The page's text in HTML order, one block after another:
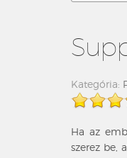
Kategória:
Ha az
szerez be,